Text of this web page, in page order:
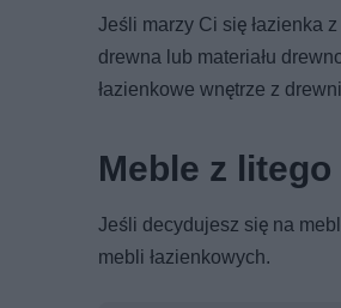
Jeśli marzy Ci się łazienka
drewna lub materiału
łazienkowe wnętrze z
Meble z
Jeśli decydujesz się na
mebli łazienkowych.